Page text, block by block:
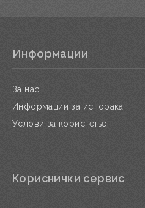
Информации
За нас
Информации за испорака
Услови за користење
Кориснички сервис